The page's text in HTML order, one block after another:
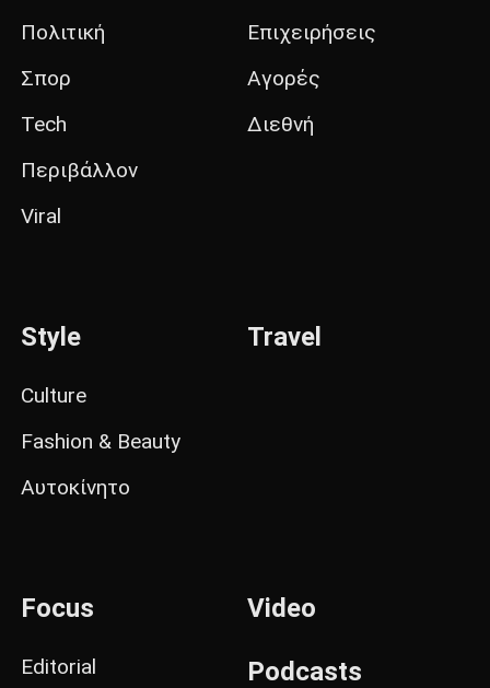
Πολιτική
Σπορ
Tech
Περιβάλλον
Viral
Επιχειρήσεις
Αγορές
Διεθνή
Style
Culture
Fashion & Beauty
Αυτοκίνητο
Travel
Focus
Editorial
Video
Podcasts